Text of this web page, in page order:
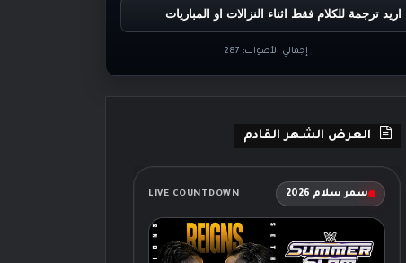
اريد ترجمة للكلام فقط اثناء النزالات او المباريات
إجمالي الأصوات: 287
العرض الشهر القادم
سمر سلام 2026 LIVE COUNTDOWN